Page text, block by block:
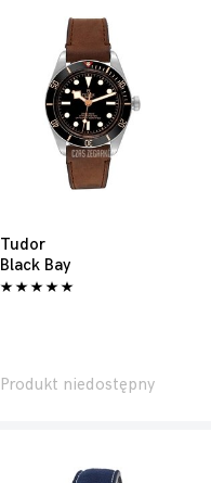
Tudor
Black Bay
Produkt niedostępny